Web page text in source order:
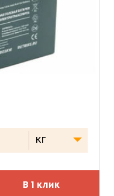
В 1 клик